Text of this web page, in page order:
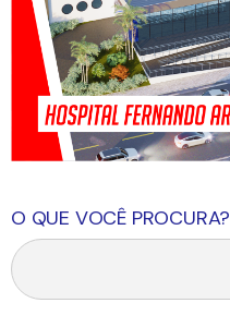
O QUE VOCÊ PROCURA?